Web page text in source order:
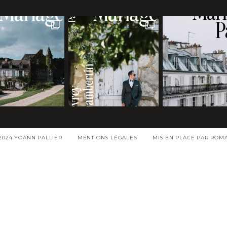
YOANN PALLIER MENTIONS LÉGALES MIS EN PLACE PAR